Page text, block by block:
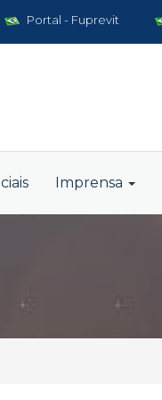
Portal - Fuprevit
Imprensa